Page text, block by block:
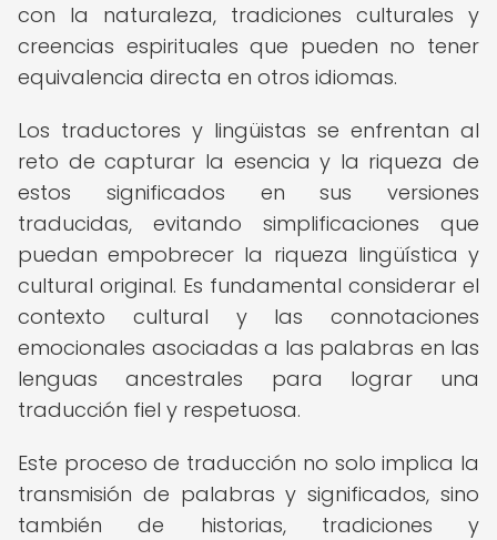
con la naturaleza, tradiciones culturales y
creencias espirituales que pueden no tener
equivalencia directa en otros idiomas.
Los traductores y lingüistas se enfrentan al
reto de capturar la esencia y la riqueza de
estos significados en sus versiones
traducidas, evitando simplificaciones que
puedan empobrecer la riqueza lingüística y
cultural original. Es fundamental considerar el
contexto cultural y las connotaciones
emocionales asociadas a las palabras en las
lenguas ancestrales para lograr una
traducción fiel y respetuosa.
Este proceso de traducción no solo implica la
transmisión de palabras y significados, sino
también de historias, tradiciones y